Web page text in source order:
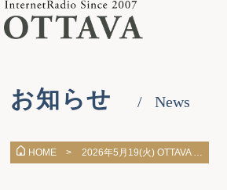
お知らせ News
HOME > 2026年5月19(火) OTTAVA …